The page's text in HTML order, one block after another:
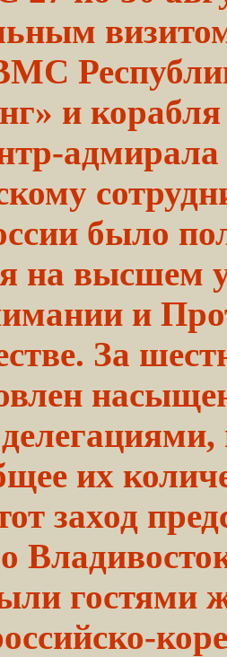
и
адмирала
было
на высшем
и
За
их
заход
гостями